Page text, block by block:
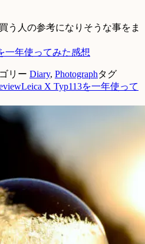
う人の参考になりそうな事をま
一年使ってみた感想
リー Diary, Photographタグ
Leica X Typ113を一年使って